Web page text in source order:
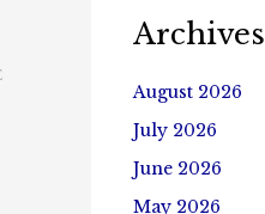
Archives
August 2026
July 2026
June 2026
May 2026